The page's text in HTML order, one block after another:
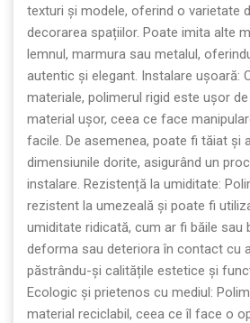
texturi și modele, oferind o varietate
decorarea spațiilor. Poate imita alte
lemnul, marmura sau metalul,
autentic și elegant. Instalare ușoară:
materiale, polimerul rigid este ușor
material ușor, ceea ce face
facile. De asemenea, poate fi tăiat și
dimensiunile dorite, asigurând un
instalare. Rezistență la umiditate:
rezistent la umezeală și poate fi
umiditate ridicată, cum ar fi băile sau
deforma sau deteriora în contact cu
păstrându-și calitățile estetice și
Ecologic și prietenos cu mediul:
material reciclabil, ceea ce îl face o